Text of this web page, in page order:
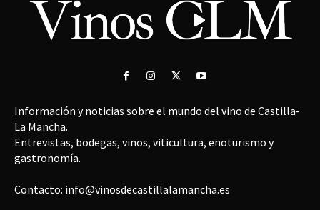
Información y noticias sobre el mundo del vino de Castilla-
La Mancha.
Entrevistas, bodegas, vinos, viticultura, enoturismo y
gastronomía.
Contacto: info@vinosdecastillalamancha.es